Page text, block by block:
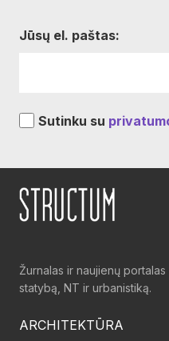
Jūsų el. paštas:
Sutinku su
Žurnalas ir naujienų
statybą, NT ir urbanistiką.
ARCHITEKTŪRA